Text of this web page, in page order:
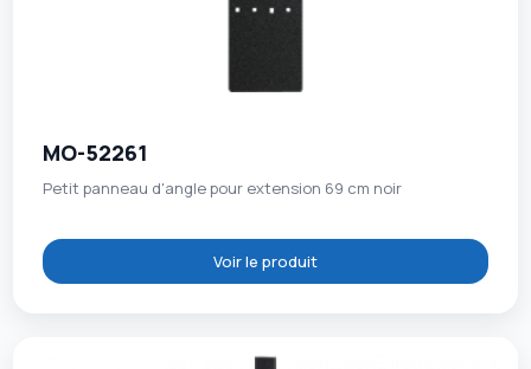
MO-52261
Petit panneau d'angle pour extension 69 cm noir
Voir le produit